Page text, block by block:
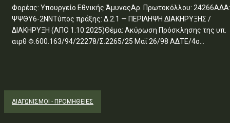
Φορέας: Υπουργείο Εθνικής ΆμυναςΑρ. Πρωτοκόλλου: 24266ΑΔΑ:
ΨΨΘΥ6-2ΝΝΤύπος πράξης: Δ.2.1 — ΠΕΡΙΛΗΨΗ ΔΙΑΚΗΡΥΞΗΣ /
ΔΙΑΚΗΡΥΞΗ (ΑΠΟ 1.10.2025)Θέμα: Ακύρωση Πρόσκλησης της υπ.
αιρθ Φ.600.163/94/22278/Σ.2265/25 Μαΐ 26/98 ΑΔΤΕ/4ο...
ΔΙΑΓΩΝΙΣΜΟΊ - ΠΡΟΜΉΘΕΙΕΣ